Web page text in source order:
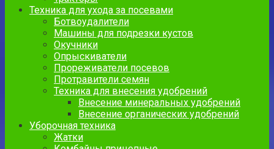
Техника для ухода за посевами
Ботвоудалители
Машины для подрезки кустов
Окучники
Опрыскиватели
Прореживатели посевов
Протравители семян
Техника для внесения удобрений
Внесение минеральных удобрений
Внесение органических удобрений
Уборочная техника
Жатки